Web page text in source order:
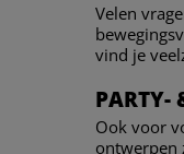
Velen
vind je
PARTY-
Ook voor
ontwerpen